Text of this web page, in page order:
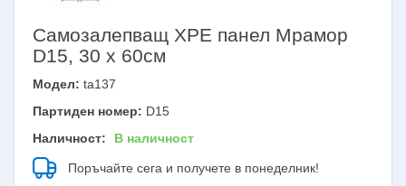
Самозалепващ XPE панел Мрамор
D15, 30 х 60см
Модел: ta137
Партиден номер: D15
Наличност:
В наличност
Поръчайте сега и получете в понеделник!